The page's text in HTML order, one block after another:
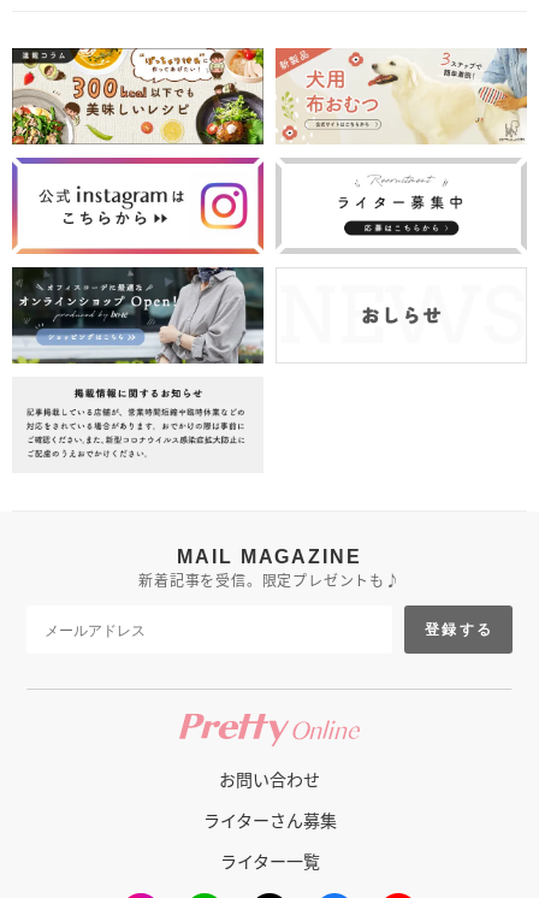
MAIL MAGAZINE
新着記事を受信。限定プレゼントも♪
登録する
お問い合わせ
ライターさん募集
ライター一覧